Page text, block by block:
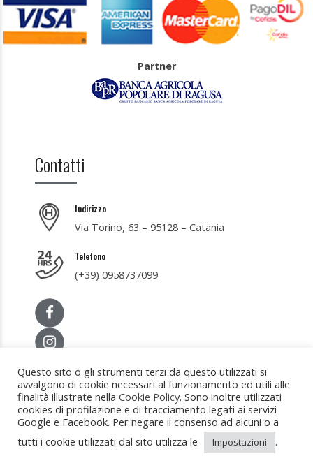
Partner
Contatti
Indirizzo
Via Torino, 63 – 95128 – Catania
Telefono
(+39) 0958737099
Copyright © 2020 Distefano Ambulatorio Odontoiatrico S.R.L.
Questo sito o gli strumenti terzi da questo utilizzati si
avvalgono di cookie necessari al funzionamento ed utili alle
finalità illustrate nella Cookie Policy. Sono inoltre utilizzati
cookies di profilazione e di tracciamento legati ai servizi
Google e Facebook. Per negare il consenso ad alcuni o a
tutti i cookie utilizzati dal sito utilizza le
Impostazioni .